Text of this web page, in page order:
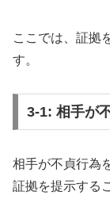
ここでは、証拠
す。
3-1: 相手が
相手が不貞行為
証拠を提示する